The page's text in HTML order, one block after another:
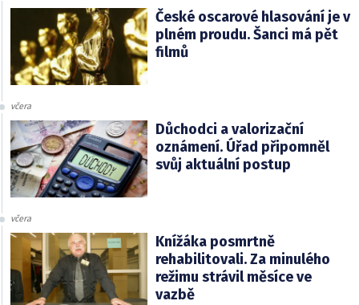
České oscarové hlasování je v
plném proudu. Šanci má pět
filmů
včera
Důchodci a valorizační
oznámení. Úřad připomněl
svůj aktuální postup
včera
Knížáka posmrtně
rehabilitovali. Za minulého
režimu strávil měsíce ve
vazbě